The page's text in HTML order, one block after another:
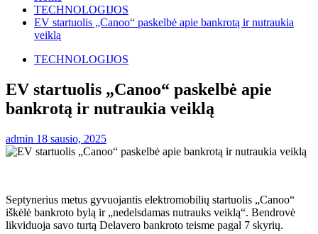
TECHNOLOGIJOS
EV startuolis „Canoo“ paskelbė apie bankrotą ir nutraukia
veiklą
TECHNOLOGIJOS
EV startuolis „Canoo“ paskelbė apie
bankrotą ir nutraukia veiklą
admin 18 sausio, 2025
Septynerius metus gyvuojantis elektromobilių startuolis „Canoo“
iškėlė bankroto bylą ir „nedelsdamas nutrauks veiklą“. Bendrovė
likviduoja savo turtą Delavero bankroto teisme pagal 7 skyrių.